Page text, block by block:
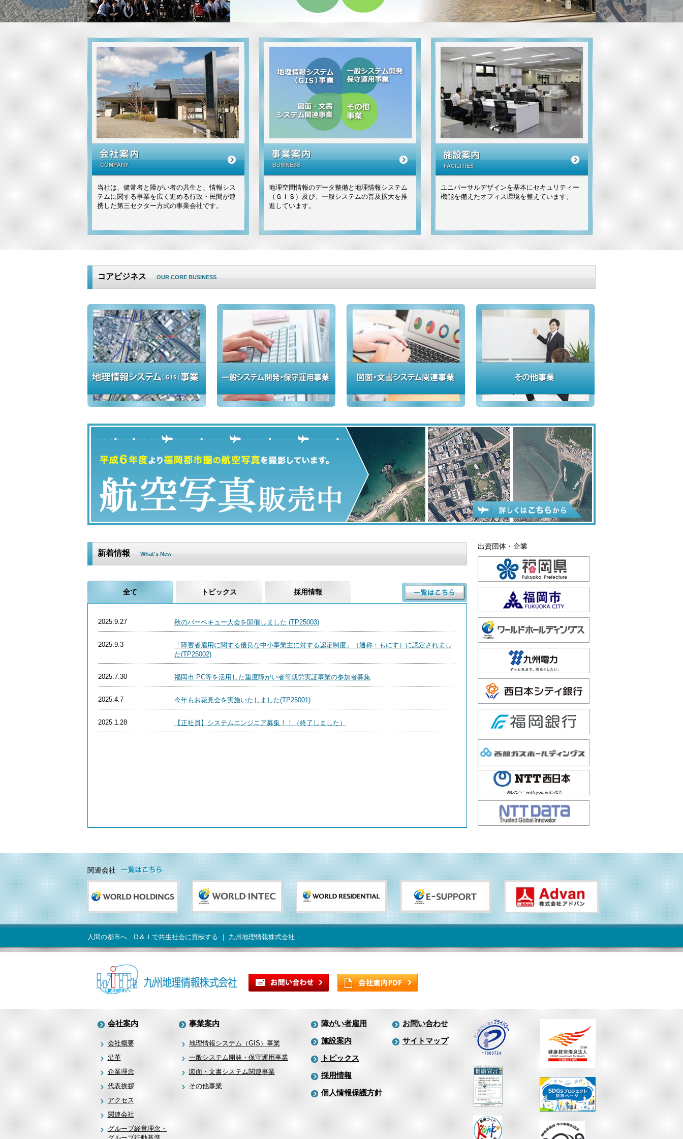
当社は、健常者と障がい者の共生と、情報シス
テムに関する事業を広く進める行政・民間が連
携した第三セクター方式の事業会社です。
地理空間情報のデータ整備と地理情報システム
（ＧＩＳ）及び、一般システムの普及拡大を推
進しています。
ユニバーサルデザインを基本にセキュリティー
機能を備えたオフィス環境を整えています。
コアビジネス OUR CORE BUSINESS
新着情報 What's New
全て トピックス 採用情報
2025.9.27 秋のバーベキュー大会を開催しました (TP25003)
2025.9.3
「障害者雇用に関する優良な中小事業主に対する認定制度」（通称：もにす）に認定されまし
た(TP25002)
2025.7.30 福岡市 PC等を活用した重度障がい者等就労実証事業の参加者募集
2025.4.7 今年もお花見会を実施いたしました(TP25001)
2025.1.28 【正社員】システムエンジニア募集！！（終了しました）
出資団体・企業
関連会社
人間の都市へ Ⅾ＆Ｉで共生社会に貢献する ｜ 九州地理情報株式会社
会社案内
会社概要
沿革
企業理念
代表挨拶
アクセス
関連会社
グループ経営理念・
事業案内
地理情報システム（GIS）事業
一般システム開発・保守運用事業
図面・文書システム関連事業
その他事業
障がい者雇用
施設案内
トピックス
採用情報
個人情報保護方針
お問い合わせ
サイトマップ